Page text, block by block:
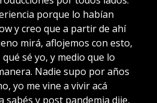
porque lo habían
y creo que a partir de ahí
mirá, aflojemos con esto,
sé yo, y medio que lo
Nadie supo por años
yo me vine a vivir acá
sabés y post pandemia dije,